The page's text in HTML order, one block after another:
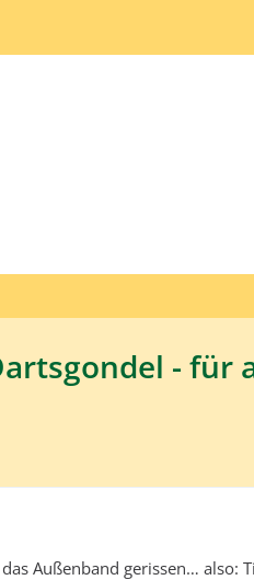
- für
Außenband gerissen…